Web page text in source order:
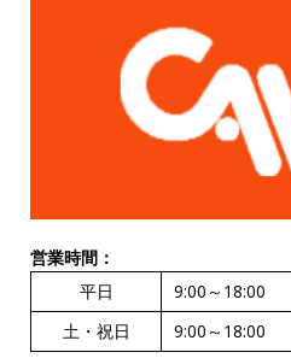
営業時間：
平日
9:00～18:00
土・祝日
9:00～18:00